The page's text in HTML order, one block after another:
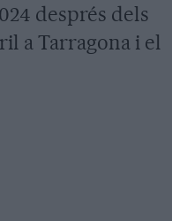
després dels
a Tarragona i el